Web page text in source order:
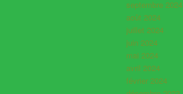
septembre 2024
août 2024
juillet 2024
juin 2024
mai 2024
avril 2024
février 2024